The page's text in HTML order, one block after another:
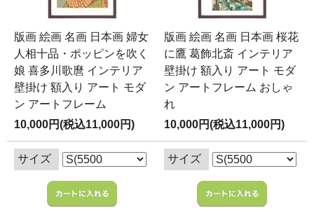
版画 絵画 名画 日本画 婦女
人相十品・ポッピンを吹く
娘 喜多川歌麿 インテリア
壁掛け 額入り アート モダ
ン アートフレーム
10,000円(税込11,000円)
サイズ
版画 絵画 名画 日本画 桜花
に鷹 葛飾北斎 インテリア
壁掛け 額入り アート モダ
ン アートフレーム おしゃ
れ
10,000円(税込11,000円)
サイズ